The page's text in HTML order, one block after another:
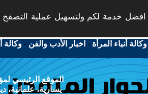
افضل خدمة لكم ولتسهيل عملية
وكالة أنباء المرأة - اخبار الأدب والفن -وكالة
الموقع الرئيسي
يسارية، علمانية،